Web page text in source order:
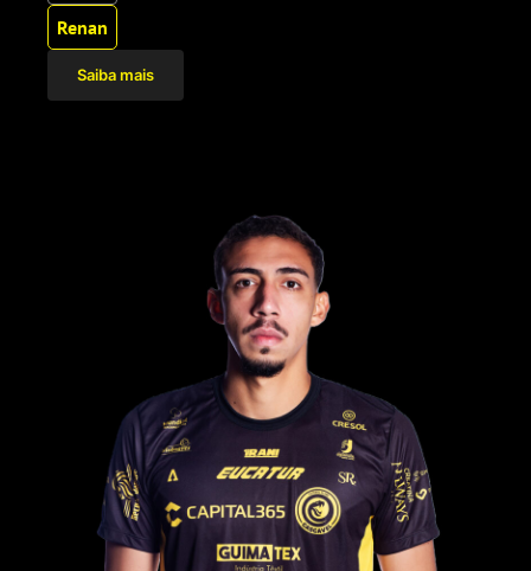
Renan
Saiba mais